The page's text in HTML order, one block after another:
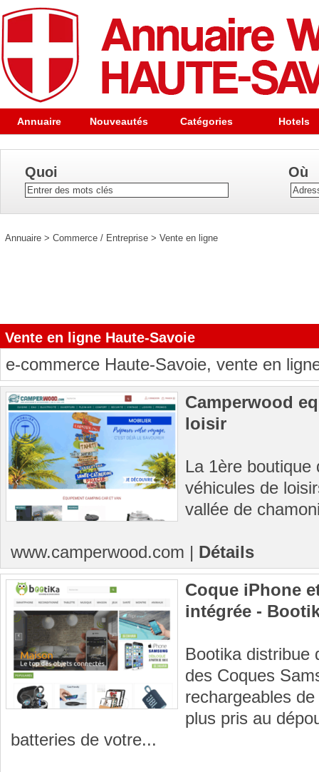
Annuaire Nouveautés Catégories Hotels
Quoi Où
Annuaire > Commerce / Entreprise > Vente en ligne
Vente en ligne Haute-Savoie
e-commerce Haute-Savoie, vente en
Camperwood
loisir
La 1ère boutique
véhicules de
vallée de
www.camperwood.com | Détails
Coque iPhone
intégrée -
Bootika distribue
des Coques
rechargeables
plus pris au
batteries de votre...